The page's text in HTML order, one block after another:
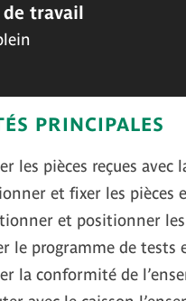
de travail
PRINCIPALES
les pièces reçues avec
et fixer les pièces
et positionner
le programme de tests
la conformité de